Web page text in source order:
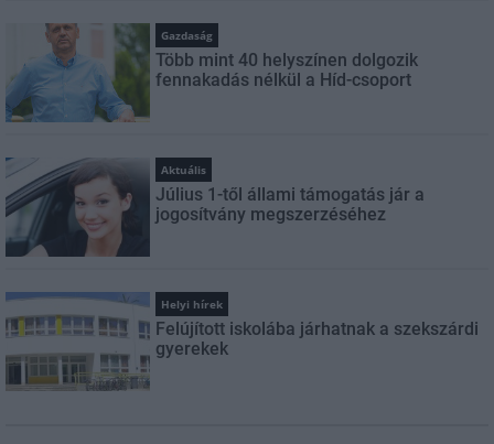
Gazdaság
Több mint 40 helyszínen dolgozik
fennakadás nélkül a Híd-csoport
Aktuális
Július 1-től állami támogatás jár a
jogosítvány megszerzéséhez
Helyi hírek
Felújított iskolába járhatnak a szekszárdi
gyerekek